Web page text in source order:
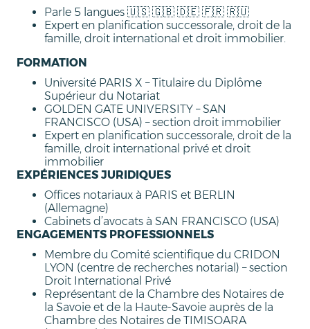
Parle 5 langues 🇺🇸 🇬🇧 🇩🇪 🇫🇷 🇷🇺
Expert en planification successorale, droit de la
famille, droit international et droit immobilier.
FORMATION
Université PARIS X – Titulaire du Diplôme
Supérieur du Notariat
GOLDEN GATE UNIVERSITY – SAN
FRANCISCO (USA) – section droit immobilier
Expert en planification successorale, droit de la
famille, droit international privé et droit
immobilier
EXPÉRIENCES JURIDIQUES
Offices notariaux à PARIS et BERLIN
(Allemagne)
Cabinets d’avocats à SAN FRANCISCO (USA)
ENGAGEMENTS PROFESSIONNELS
Membre du Comité scientifique du CRIDON
LYON (centre de recherches notarial) – section
Droit International Privé
Représentant de la Chambre des Notaires de
la Savoie et de la Haute-Savoie auprès de la
Chambre des Notaires de TIMISOARA